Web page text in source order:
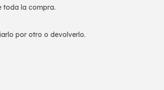
toda la compra.
por otro o devolverlo.